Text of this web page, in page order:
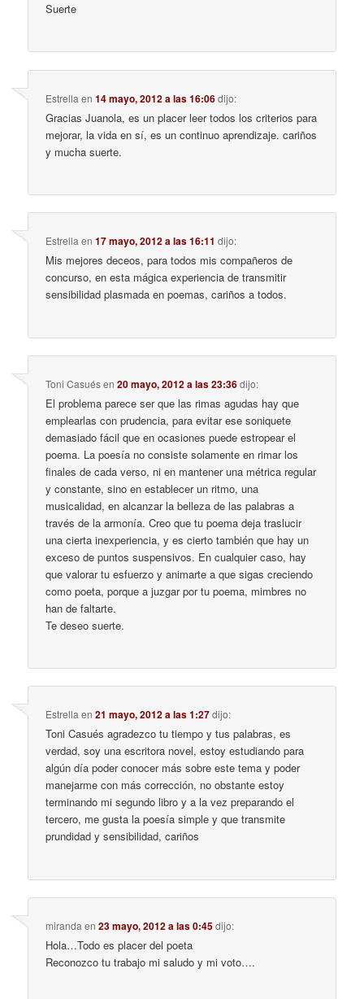
Suerte
Estrella en14 mayo, 2012 a las 16:06dijo:
Gracias Juanola, es un placer leer todos los criterios para
mejorar, la vida en sí, es un continuo aprendizaje. cariños
y mucha suerte.
Estrella en17 mayo, 2012 a las 16:11 dijo:
Mis mejores deceos, para todos mis compañeros de
concurso, en esta mágica experiencia de transmitir
sensibilidad plasmada en poemas, cariños a todos.
Toni Casuésen20 mayo, 2012 a las 23:36dijo:
El problema parece ser que las rimas agudas hay que
emplearlas con prudencia, para evitar ese soniquete
demasiado fácil que en ocasiones puede estropear el
poema. La poesía no consiste solamente en rimar los
finales de cada verso, ni en mantener una métrica regular
y constante, sino en establecer un ritmo, una
musicalidad, en alcanzar la belleza de las palabras a
través de la armonía. Creo que tu poema deja traslucir
una cierta inexperiencia, y es cierto también que hay un
exceso de puntos suspensivos. En cualquier caso, hay
que valorar tu esfuerzo y animarte a que sigas creciendo
como poeta, porque a juzgar por tu poema, mimbres no
han de faltarte.
Te deseo suerte.
Estrella en21 mayo, 2012 a las 1:27dijo:
Toni Casués agradezco tu tiempo y tus palabras, es
verdad, soy una escritora novel, estoy estudiando para
algún día poder conocer más sobre este tema y poder
manejarme con más corrección, no obstante estoy
terminando mi segundo libro y a la vez preparando el
tercero, me gusta la poesía simple y que transmite
prundidad y sensibilidad, cariños
miranda en23 mayo, 2012 a las 0:45dijo:
Hola…Todo es placer del poeta
Reconozco tu trabajo mi saludo y mi voto….